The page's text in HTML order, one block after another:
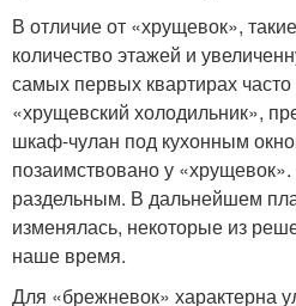
В отличие от «хрущевок»,
количество этажей и
самых первых квартирах часто
«хрущевский холодильник»,
шкаф-чулан под кухонным
позаимствовано у
раздельным. В дальнейшем
изменялась, некоторые из
наше время.
Для «брежневок» характерна